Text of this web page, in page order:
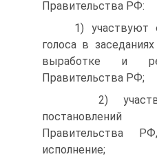
Правительства РФ:
1) участвуют
голоса в
выработке и
Правительства РФ;
2)
Правительства
исполнение;